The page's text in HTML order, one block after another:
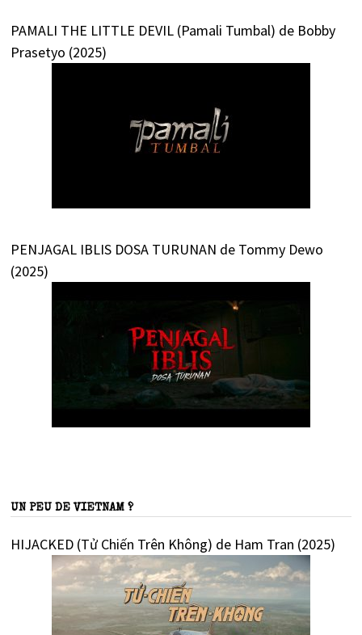
PAMALI THE LITTLE DEVIL (Pamali Tumbal) de Bobby
Prasetyo (2025)
PENJAGAL IBLIS DOSA TURUNAN de Tommy Dewo
(2025)
UN PEU DE VIETNAM ?
HIJACKED (Tử Chiến Trên Không) de Ham Tran (2025)